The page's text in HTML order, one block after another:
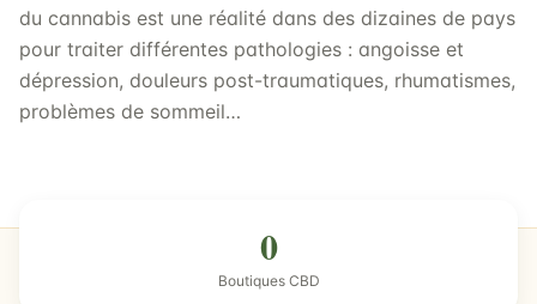
du cannabis est une réalité dans des dizaines de pays
pour traiter différentes pathologies : angoisse et
dépression, douleurs post-traumatiques, rhumatismes,
problèmes de sommeil…
0
Boutiques CBD